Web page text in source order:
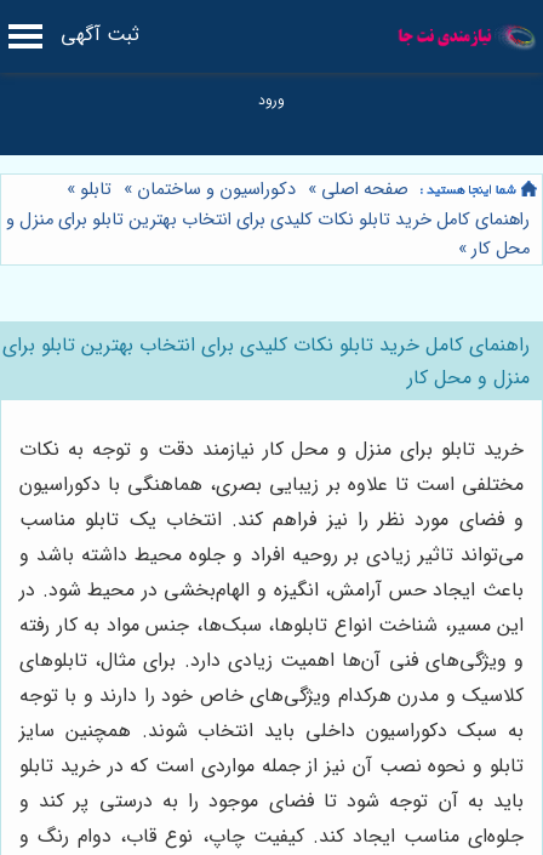
ثبت آگهی
صفحه اصلی » دکوراسیون و ساختمان » تابلو »
راهنمای کامل خرید تابلو نکات کلیدی برای انتخاب بهترین تابلو برای منزل و
محل کار»
راهنمای کامل خرید تابلو نکات کلیدی برای انتخاب بهترین تابلو برای
منزل و محل کار
خرید تابلو برای منزل و محل کار نیازمند دقت و توجه به نکات
مختلفی است تا علاوه بر زیبایی بصری، هماهنگی با دکوراسیون
و فضای مورد نظر را نیز فراهم کند. انتخاب یک تابلو مناسب
می‌تواند تاثیر زیادی بر روحیه افراد و جلوه محیط داشته باشد و
باعث ایجاد حس آرامش، انگیزه و الهام‌بخشی در محیط شود. در
این مسیر، شناخت انواع تابلوها، سبک‌ها، جنس مواد به کار رفته
و ویژگی‌های فنی آن‌ها اهمیت زیادی دارد. برای مثال، تابلوهای
کلاسیک و مدرن هرکدام ویژگی‌های خاص خود را دارند و با توجه
به سبک دکوراسیون داخلی باید انتخاب شوند. همچنین سایز
تابلو و نحوه نصب آن نیز از جمله مواردی است که در خرید تابلو
باید به آن توجه شود تا فضای موجود را به درستی پر کند و
جلوه‌ای مناسب ایجاد کند. کیفیت چاپ، نوع قاب، دوام رنگ و